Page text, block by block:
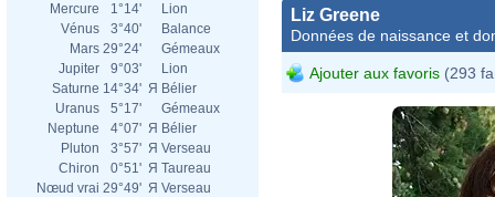
Mercure
1°14'
Lion
Vénus
3°40'
Balance
Mars 29°24'
Gémeaux
Jupiter
9°03'
Lion
Saturne 14°34' Я Bélier
Uranus
5°17'
Gémeaux
Neptune
4°07' Я Bélier
Pluton
3°57' Я Verseau
Chiron
0°51' Я Taureau
Nœud vrai 29°49' Я Verseau
Liz Greene
Données de naissance et
Ajouter aux favoris (293